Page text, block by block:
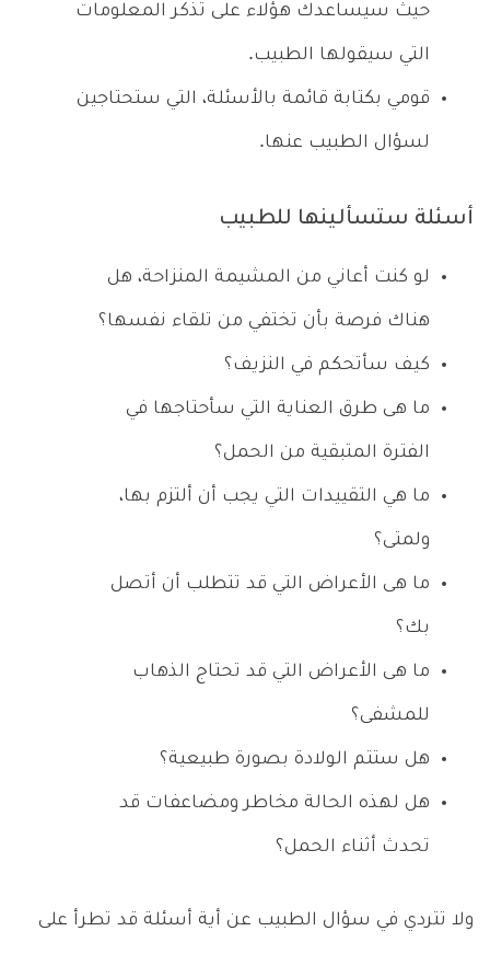
حيث سيساعدك هؤلاء على تذكر المعلومات
التي سيقولها الطبيب.
قومي بكتابة قائمة بالأسئلة، التي ستحتاجين
لسؤال الطبيب عنها.
أسئلة ستسألينها للطبيب
لو كنت أعاني من المشيمة المنزاحة، هل
هناك فرصة بأن تختفي من تلقاء نفسها؟
كيف سأتحكم في النزيف؟
ما هى طرق العناية التي سأحتاجها في
الفترة المتبقية من الحمل؟
ما هي التقييدات التي يجب أن ألتزم بها،
ولمتى؟
ما هى الأعراض التي قد تتطلب أن أتصل
بك؟
ما هى الأعراض التي قد تحتاج الذهاب
للمشفى؟
هل ستتم الولادة بصورة طبيعية؟
هل لهذه الحالة مخاطر ومضاعفات قد
تحدث أثناء الحمل؟
ولا تتردي في سؤال الطبيب عن أية أسئلة قد تطرأ على